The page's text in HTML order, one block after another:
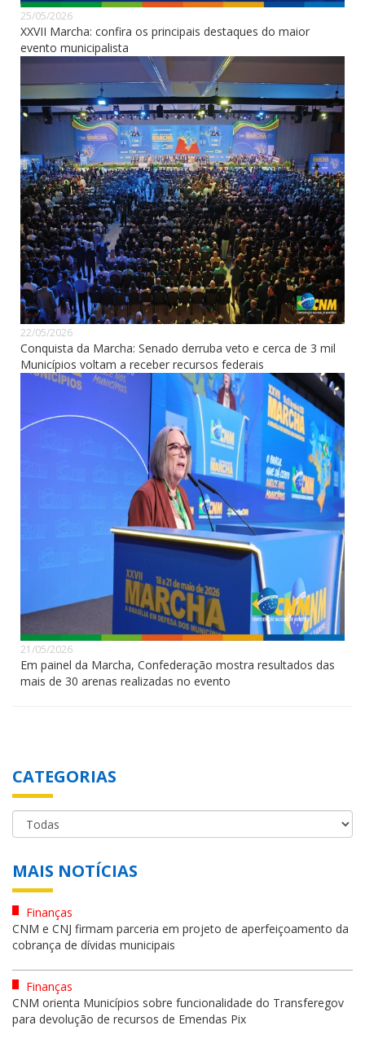
25/05/2026
XXVII Marcha: confira os principais destaques do maior
evento municipalista
22/05/2026
Conquista da Marcha: Senado derruba veto e cerca de 3 mil
Municípios voltam a receber recursos federais
21/05/2026
Em painel da Marcha, Confederação mostra resultados das
mais de 30 arenas realizadas no evento
CATEGORIAS
MAIS NOTÍCIAS
Finanças
CNM e CNJ firmam parceria em projeto de aperfeiçoamento da
cobrança de dívidas municipais
Finanças
CNM orienta Municípios sobre funcionalidade do Transferegov
para devolução de recursos de Emendas Pix